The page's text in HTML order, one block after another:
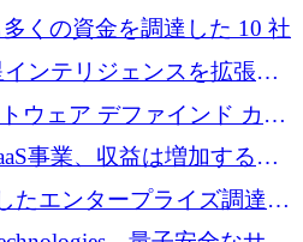
くの資金を調達した 10 社
ンテリジェンスを拡張す
の信用枠を確保
ウェア デファインド カメ
拡張するためにシリーズ A
達
事業、収益は増加するも
たエンタープライズ調達プ
大するために 4,000 万ド